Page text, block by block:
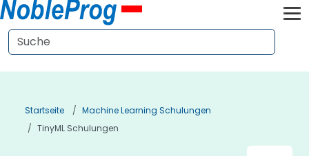
Startseite
Machine Learning Schulungen
TinyML Schulungen